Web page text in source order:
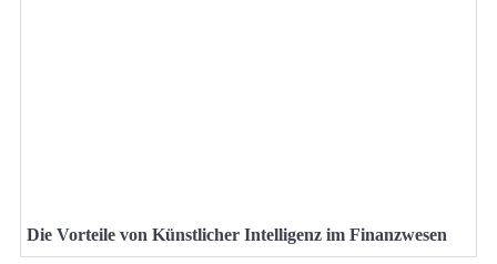
Die Vorteile von Künstlicher Intelligenz im Finanzwesen